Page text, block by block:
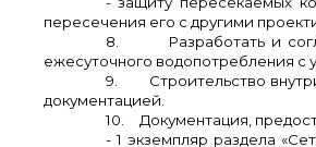
пересечения его с другими
8.
Разработать и
ежесуточного водопотребления с
9.
Строительство
документацией.
10.
Документация,
- 1 экземпляр раздела